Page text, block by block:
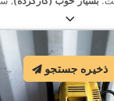
ذخیره جستجو